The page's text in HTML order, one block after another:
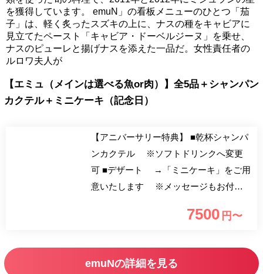
を獲得しています。 emuN」の看板メニューのひとつ「茄
子」は、軽く炙ったスズキの上に、ナスの種をキャビアに
見立てたペースト「キャビア・ドーベルジーヌ」を乗せ、
ナスのピューレと揚げナスを添えた一品だ。女性責任者の
ルロワ夫人が
【エミュ（メインは選べる魚or肉）】全5品＋シャンパン
カクテル＋ミニケーキ（記念日）
【アニバーサリー特典】 ■乾杯シャンパ
ンカクテル ※ソフトドリンクへ変更
可 ■デザート →「ミニケーキ」をご用
意いたします ※メッセージもお付け
限定で乾杯のシャンパンカクテルとデザ
わいはもちろん、見た目や香り、素材の
7500 円〜
emuNの詳細を見る